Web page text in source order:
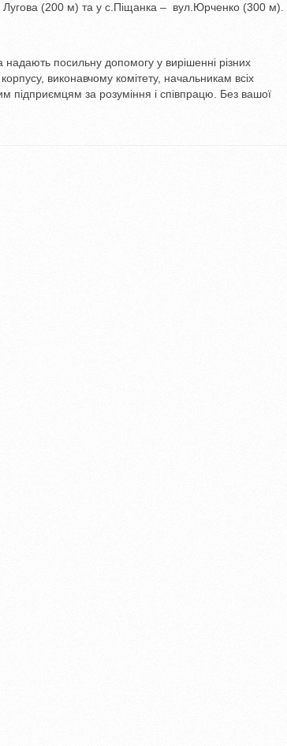
Лугова (200 м) та у с.Піщанка – вул.Юрченко (300 м).
посильну допомогу у вирішенні різних
виконавчому комітету, начальникам всіх
підприємцям за розуміння і співпрацю. Без вашої